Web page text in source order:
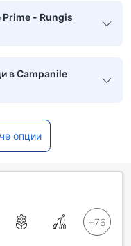
Prime - Rungis
в Campanile
опции